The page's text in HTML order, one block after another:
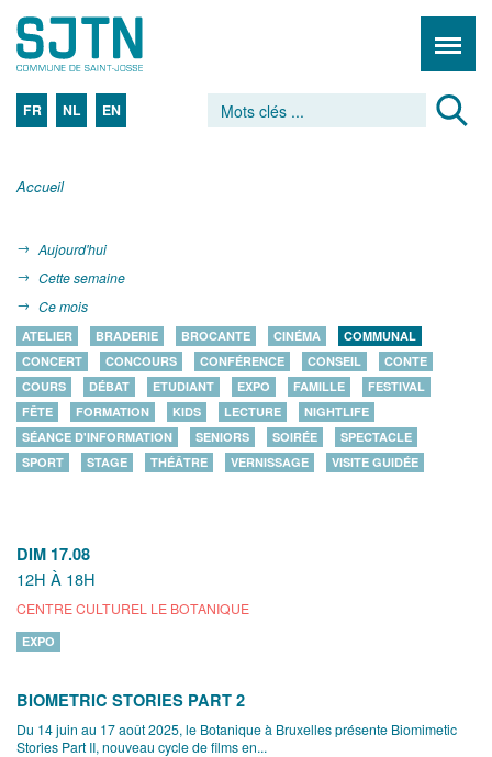
FR NL EN
Accueil
Aujourd'hui
Cette semaine
Ce mois
ATELIER BRADERIE BROCANTE CINÉMA
COMMUNAL
CONCERT
CONCOURS CONFÉRENCE CONSEIL
CONTE
COURS
DÉBAT ETUDIANT EXPO FAMILLE
FESTIVAL
FÊTE
FORMATION KIDS LECTURE
NIGHTLIFE
SÉANCE D'INFORMATION
SENIORS SOIRÉE
SPECTACLE
SPORT
STAGE THÉÂTRE VERNISSAGE VISITE GUIDÉE
DIM 17.08
12H À 18H
CENTRE CULTUREL LE BOTANIQUE
EXPO
BIOMETRIC STORIES PART 2
Du 14 juin au 17 août 2025, le Botanique à Bruxelles présente Biomimetic
Stories Part II, nouveau cycle de films en...